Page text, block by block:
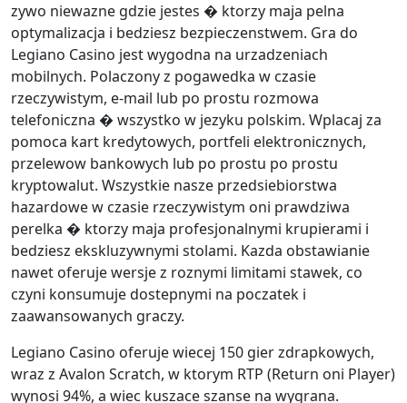
zywo niewazne gdzie jestes � ktorzy maja pelna
optymalizacja i bedziesz bezpieczenstwem. Gra do
Legiano Casino jest wygodna na urzadzeniach
mobilnych. Polaczony z pogawedka w czasie
rzeczywistym, e-mail lub po prostu rozmowa
telefoniczna � wszystko w jezyku polskim. Wplacaj za
pomoca kart kredytowych, portfeli elektronicznych,
przelewow bankowych lub po prostu po prostu
kryptowalut. Wszystkie nasze przedsiebiorstwa
hazardowe w czasie rzeczywistym oni prawdziwa
perelka � ktorzy maja profesjonalnymi krupierami i
bedziesz ekskluzywnymi stolami. Kazda obstawianie
nawet oferuje wersje z roznymi limitami stawek, co
czyni konsumuje dostepnymi na poczatek i
zaawansowanych graczy.
Legiano Casino oferuje wiecej 150 gier zdrapkowych,
wraz z Avalon Scratch, w ktorym RTP (Return oni Player)
wynosi 94%, a wiec kuszace szanse na wygrana.